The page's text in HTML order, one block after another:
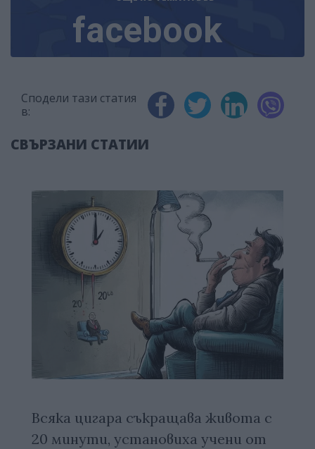
facebook
Сподели тази статия
в:
СВЪРЗАНИ СТАТИИ
Всяка цигара съкращава живота с
20 минути, установиха учени от